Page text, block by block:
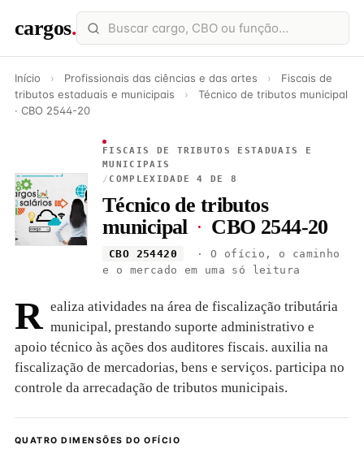
cargos.
Início › Profissionais das ciências e das artes ›
Fiscais de
tributos estaduais e municipais
›
Técnico de tributos municipal
· CBO 2544-20
FISCAIS DE TRIBUTOS ESTADUAIS E
MUNICIPAIS
/ COMPLEXIDADE 4 DE 8
Técnico de tributos
municipal · CBO 2544-20
CBO 254420
· O ofício, o caminho
e o mercado em uma só leitura
R ealiza atividades na área de fiscalização tributária
municipal, prestando suporte administrativo e
apoio técnico às ações dos auditores fiscais. auxilia na
fiscalização de mercadorias, bens e serviços. participa no
controle da arrecadação de tributos municipais.
QUATRO DIMENSÕES DO OFÍCIO